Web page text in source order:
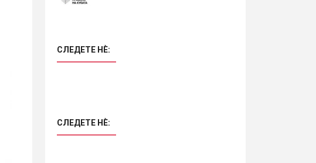
СЛЕДЕТЕ НÈ:
СЛЕДЕТЕ НÈ: